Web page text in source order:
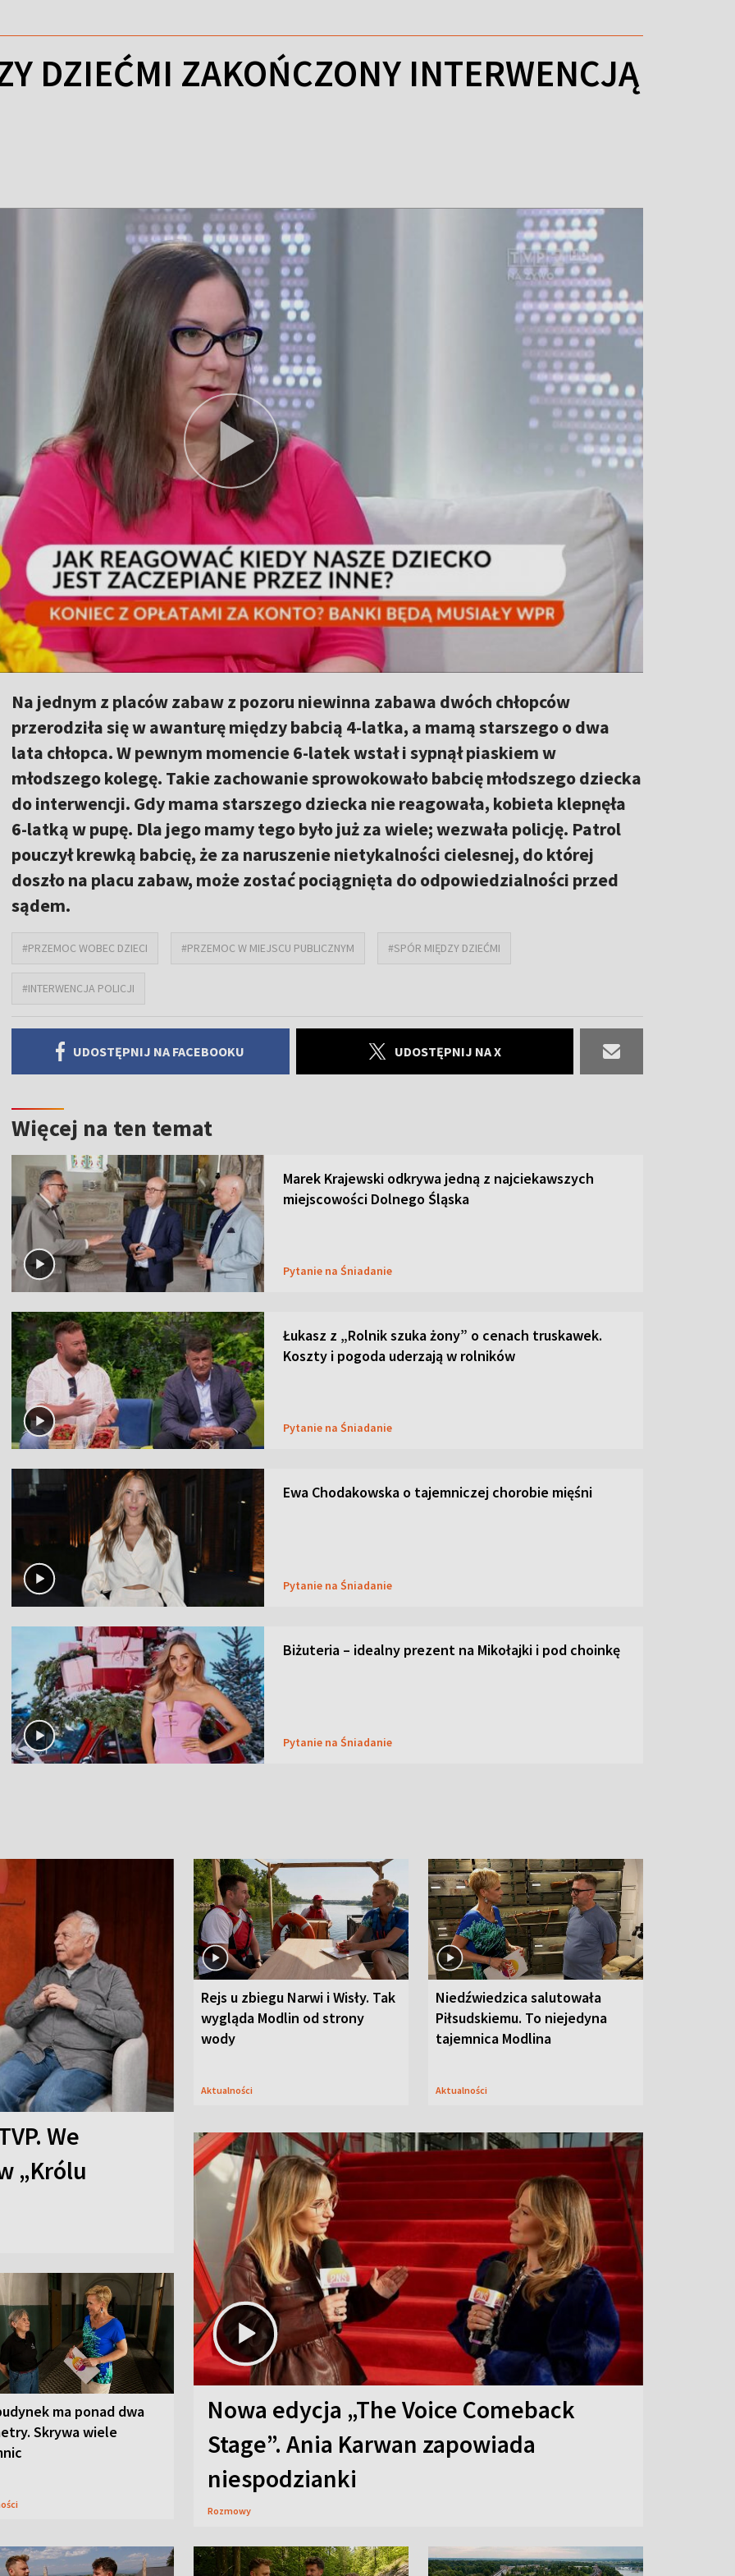
DZIEĆMI ZAKOŃCZONY INTERWENCJĄ
Na jednym z placów zabaw z pozoru niewinna zabawa dwóch chłopców
przerodziła się w awanturę między babcią 4-latka, a mamą starszego o dwa
lata chłopca. W pewnym momencie 6-latek wstał i sypnął piaskiem w
młodszego kolegę. Takie zachowanie sprowokowało babcię młodszego dziecka
do interwencji. Gdy mama starszego dziecka nie reagowała, kobieta klepnęła
6-latką w pupę. Dla jego mamy tego było już za wiele; wezwała policję. Patrol
pouczył krewką babcię, że za naruszenie nietykalności cielesnej, do której
doszło na placu zabaw, może zostać pociągnięta do odpowiedzialności przed
sądem.
#PRZEMOC WOBEC DZIECI #PRZEMOC W MIEJSCU PUBLICZNYM #SPÓR MIĘDZY DZIEĆMI
#INTERWENCJA POLICJI
UDOSTĘPNIJ NA FACEBOOKU UDOSTĘPNIJ NA X
Więcej na ten temat
Marek Krajewski odkrywa jedną z najciekawszych
miejscowości Dolnego Śląska
Pytanie na Śniadanie
Łukasz z „Rolnik szuka żony” o cenach truskawek.
Koszty i pogoda uderzają w rolników
Pytanie na Śniadanie
Ewa Chodakowska o tajemniczej chorobie mięśni
Pytanie na Śniadanie
Biżuteria – idealny prezent na Mikołajki i pod choinkę
Pytanie na Śniadanie
We
„Królu
Rejs u zbiegu Narwi i Wisły. Tak
wygląda Modlin od strony
wody
Aktualności
Niedźwiedzica salutowała
Piłsudskiemu. To niejedyna
tajemnica Modlina
Aktualności
ma ponad dwa
Skrywa wiele
Nowa edycja „The Voice Comeback
Stage”. Ania Karwan zapowiada
niespodzianki
Rozmowy